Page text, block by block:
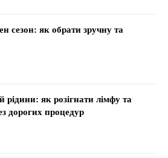
сезон: як обрати зручну та
рідини: як розігнати лімфу та
дорогих процедур